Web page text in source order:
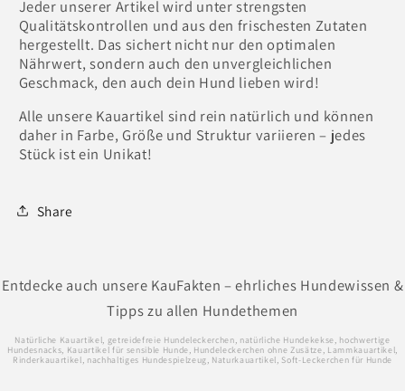
Jeder unserer Artikel wird unter strengsten
Qualitätskontrollen und aus den frischesten Zutaten
hergestellt. Das sichert nicht nur den optimalen
Nährwert, sondern auch den unvergleichlichen
Geschmack, den auch dein Hund lieben wird!
Alle unsere Kauartikel sind rein natürlich und können
daher in Farbe, Größe und Struktur variieren – jedes
Stück ist ein Unikat!
Share
Entdecke auch unsere KauFakten – ehrliches Hundewissen &
Tipps zu allen Hundethemen
Natürliche Kauartikel, getreidefreie Hundeleckerchen, natürliche Hundekekse, hochwertige
Hundesnacks, Kauartikel für sensible Hunde, Hundeleckerchen ohne Zusätze, Lammkauartikel,
Rinderkauartikel, nachhaltiges Hundespielzeug, Naturkauartikel, Soft-Leckerchen für Hunde